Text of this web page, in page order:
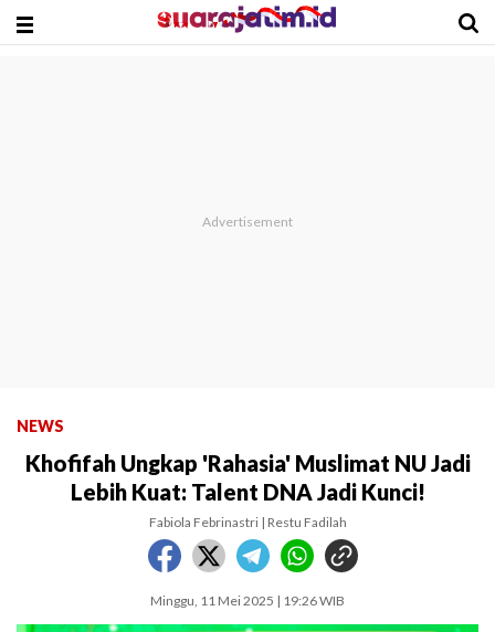
NEWS
Khofifah Ungkap 'Rahasia' Muslimat NU Jadi
Lebih Kuat: Talent DNA Jadi Kunci!
Fabiola Febrinastri | Restu Fadilah
Minggu, 11 Mei 2025 | 19:26 WIB